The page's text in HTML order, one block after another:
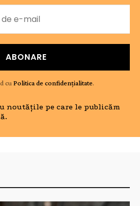
ABONARE
cu Politica de confidențialitate.
noutățile pe care le publicăm